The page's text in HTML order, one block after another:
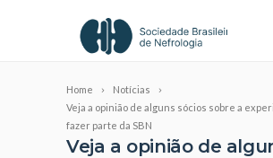
Home
Notícias
Veja a opinião de alguns sócios sobre a
fazer parte da SBN
Veja a opinião de